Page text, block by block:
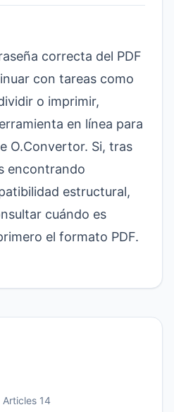
correcta del PDF
con tareas como
o imprimir,
en línea para
O.Convertor. Si, tras
encontrando
estructural,
cuándo es
el formato PDF.
Articles 14